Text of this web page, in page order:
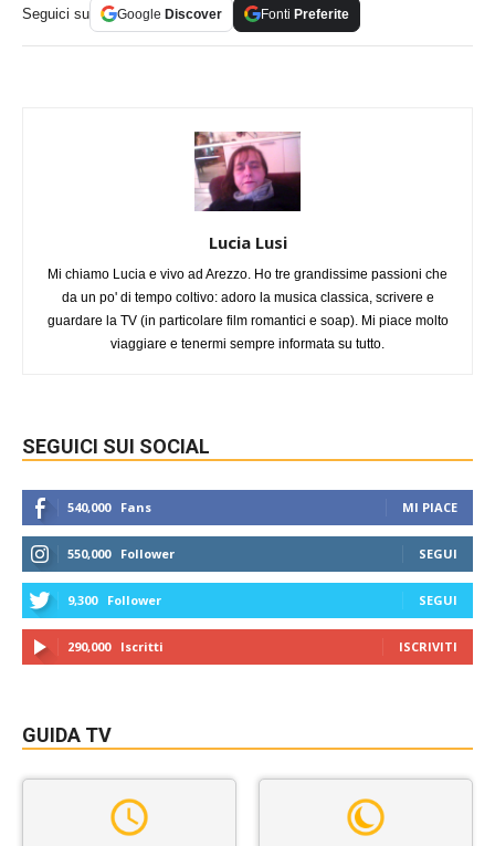
Seguici su Google Discover Fonti Preferite
Lucia Lusi
Mi chiamo Lucia e vivo ad Arezzo. Ho tre grandissime passioni che
da un po' di tempo coltivo: adoro la musica classica, scrivere e
guardare la TV (in particolare film romantici e soap). Mi piace molto
viaggiare e tenermi sempre informata su tutto.
SEGUICI SUI SOCIAL
540,000 Fans MI PIACE
550,000 Follower SEGUI
9,300 Follower SEGUI
290,000 Iscritti ISCRIVITI
GUIDA TV